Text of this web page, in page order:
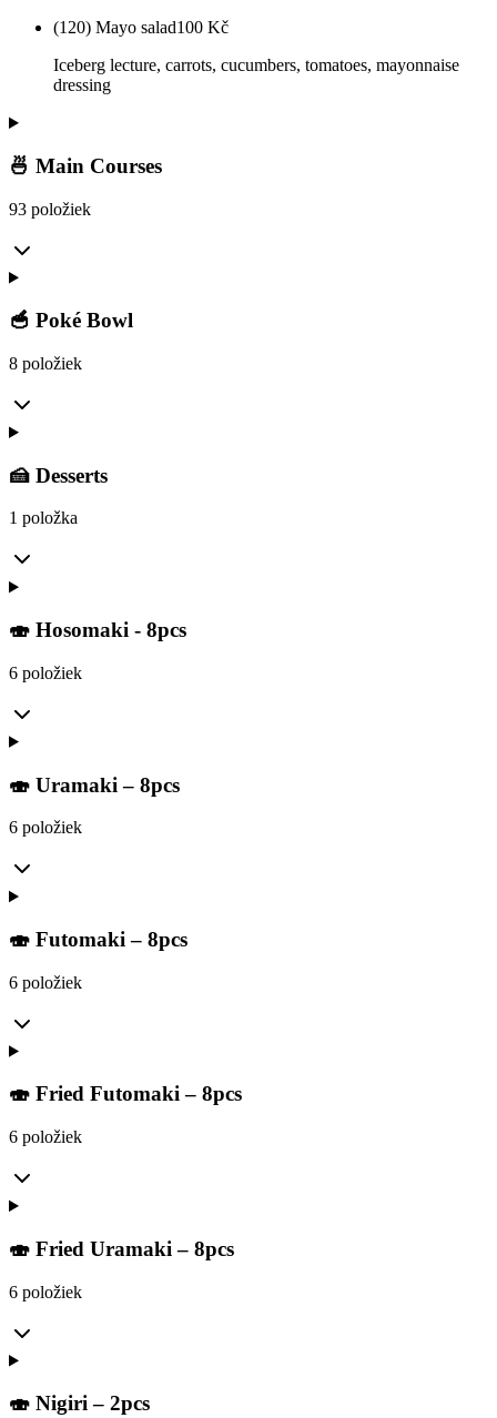
(120) Mayo salad100 Kč
Iceberg lecture, carrots, cucumbers, tomatoes, mayonnaise
dressing
🍜 Main Courses
93 položiek
🥣 Poké Bowl
8 položiek
🍰 Desserts
1 položka
🍣 Hosomaki - 8pcs
6 položiek
🍣 Uramaki – 8pcs
6 položiek
🍣 Futomaki – 8pcs
6 položiek
🍣 Fried Futomaki – 8pcs
6 položiek
🍣 Fried Uramaki – 8pcs
6 položiek
🍣 Nigiri – 2pcs